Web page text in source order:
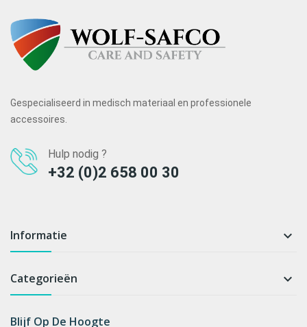
Gespecialiseerd in medisch materiaal en professionele
accessoires.
Hulp nodig ?
+32 (0)2 658 00 30
Informatie 
Categorieën 
Blijf Op De Hoogte